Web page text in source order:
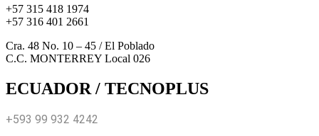
+57 315 418 1974
+57 316 401 2661
Cra. 48 No. 10 – 45 / El Poblado
C.C. MONTERREY Local 026
ECUADOR / TECNOPLUS
+593 99 932 4242